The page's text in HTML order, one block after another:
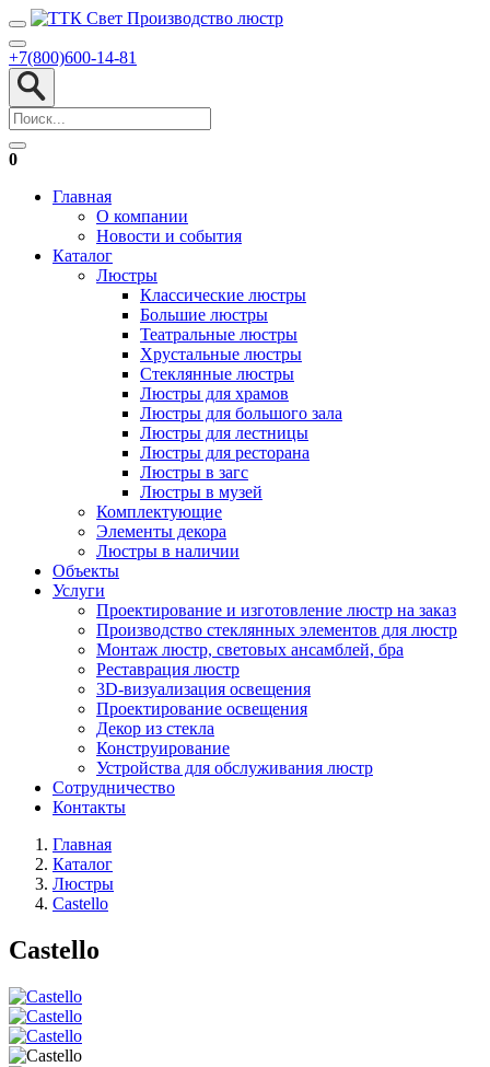
+7(800)600-14-81
0
Главная
О компании
Новости и события
Каталог
Люстры
Классические люстры
Большие люстры
Театральные люстры
Хрустальные люстры
Стеклянные люстры
Люстры для храмов
Люстры для большого зала
Люстры для лестницы
Люстры для ресторана
Люстры в загс
Люстры в музей
Комплектующие
Элементы декора
Люстры в наличии
Объекты
Услуги
Проектирование и изготовление люстр на заказ
Производство стеклянных элементов для люстр
Монтаж люстр, световых ансамблей, бра
Реставрация люстр
3D-визуализация освещения
Проектирование освещения
Декор из стекла
Конструирование
Устройства для обслуживания люстр
Сотрудничество
Контакты
Главная
Каталог
Люстры
Castello
Castello